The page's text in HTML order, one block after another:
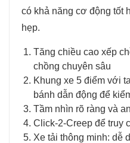
có khả năng cơ động tốt
hẹp.
Tăng chiều cao xếp
chồng chuyên sâu
Khung xe 5 điểm với
bánh dẫn động để
Tầm nhìn rõ ràng và
Click-2-Creep để truy
Xe tải thông minh: dễ